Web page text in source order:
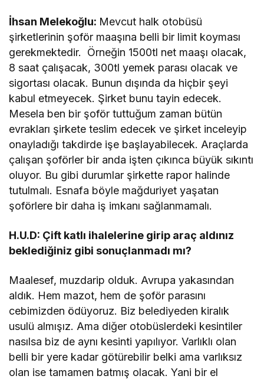
İhsan Melekoğlu: Mevcut halk otobüsü
şirketlerinin şoför maaşına belli bir limit koyması
gerekmektedir. Örneğin 1500tl net maaşı olacak,
8 saat çalışacak, 300tl yemek parası olacak ve
sigortası olacak. Bunun dışında da hiçbir şeyi
kabul etmeyecek. Şirket bunu tayin edecek.
Mesela ben bir şoför tuttuğum zaman bütün
evrakları şirkete teslim edecek ve şirket inceleyip
onayladığı takdirde işe başlayabilecek. Araçlarda
çalışan şoförler bir anda işten çıkınca büyük sıkıntı
oluyor. Bu gibi durumlar şirkette rapor halinde
tutulmalı. Esnafa böyle mağduriyet yaşatan
şoförlere bir daha iş imkanı sağlanmamalı.
H.U.D: Çift katlı ihalelerine girip araç aldınız
beklediğiniz gibi sonuçlanmadı mı?
Maalesef, muzdarip olduk. Avrupa yakasından
aldık. Hem mazot, hem de şoför parasını
cebimizden ödüyoruz. Biz belediyeden kiralık
usulü almışız. Ama diğer otobüslerdeki kesintiler
nasılsa biz de aynı kesinti yapılıyor. Varlıklı olan
belli bir yere kadar götürebilir belki ama varlıksız
olan ise tamamen batmış olacak. Yani bir el